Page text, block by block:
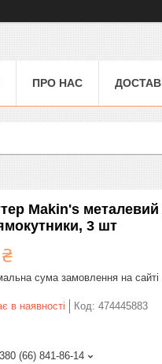
ПРО НАС
Makin's
3 шт
сума замовлення на
в наявності Код: 474445883
(66) 841-86-14